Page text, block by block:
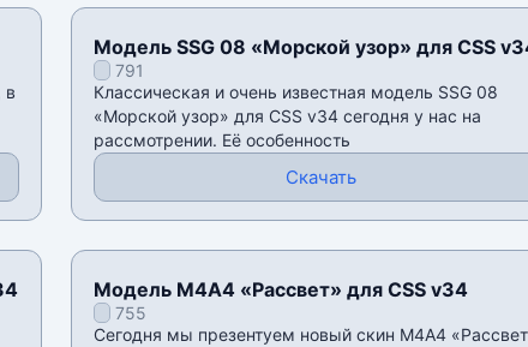
в
Модель SSG 08 «Морской узор» для CSS
791
Классическая и очень известная модель SSG 08
«Морской узор» для CSS v34 сегодня у нас на
рассмотрении. Её особенность
Скачать
Модель М4А4 «Рассвет» для CSS v34
755
Сегодня мы презентуем новый скин М4А4